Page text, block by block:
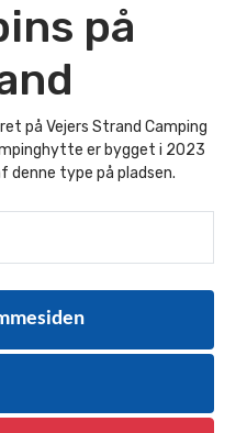
på
på Vejers Strand Camping
er bygget i 2023
denne type på pladsen.